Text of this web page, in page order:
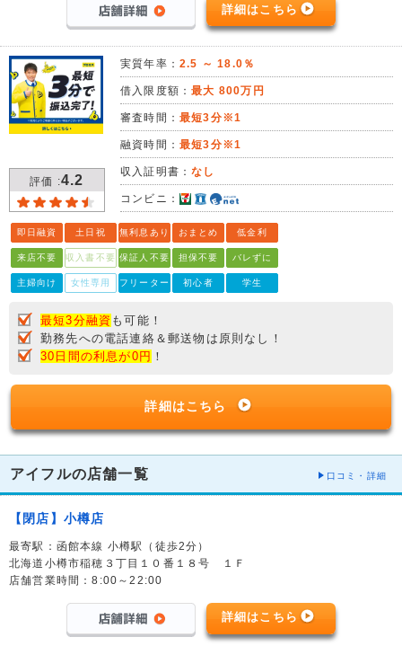
詳細はこちら
評価 :4.2
実質年率： 2.5 ～ 18.0％
借入限度額：最大 800万円
審査時間： 最短3分※1
融資時間： 最短3分※1
収入証明書：なし
コンビニ：
即日融資 土日祝 無利息あり おまとめ 低金利
来店不要 収入書不要 保証人不要 担保不要 バレずに
主婦向け 女性専用 フリーター 初心者 学生
最短3分融資 も可能！
勤務先への電話連絡＆郵送物は原則なし！
30日間の利息が0円 ！
詳細はこちら
アイフルの店舗一覧 口コミ・詳細
【閉店】小樽店
最寄駅：函館本線 小樽駅（徒歩2分）
北海道小樽市稲穂３丁目１０番１８号 １Ｆ
店舗営業時間：8:00～22:00
詳細はこちら